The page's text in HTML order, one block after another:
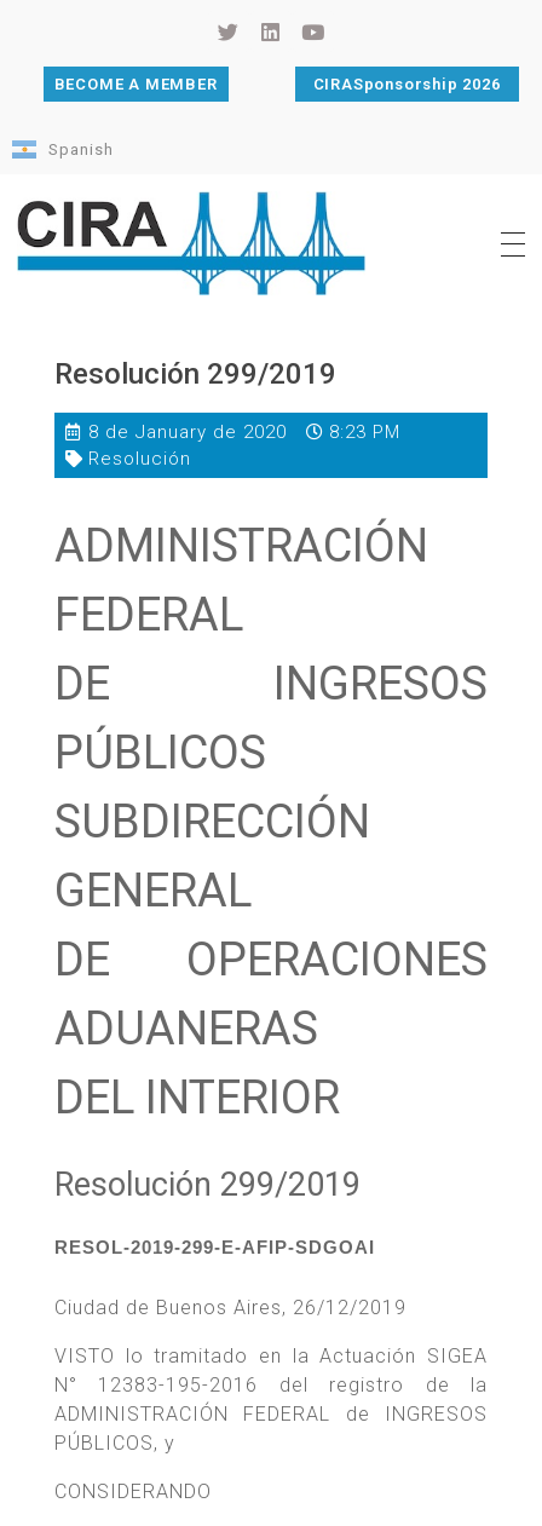
BECOME A MEMBER CIRASponsorship 2026
Spanish
Resolución 299/2019
8 de January de 2020
8:23 PM
Resolución
ADMINISTRACIÓN
FEDERAL
DE INGRESOS
PÚBLICOS
SUBDIRECCIÓN
GENERAL
DE OPERACIONES
ADUANERAS
DEL INTERIOR
Resolución 299/2019
RESOL-2019-299-E-AFIP-SDGOAI
Ciudad de Buenos Aires, 26/12/2019
VISTO lo tramitado en la Actuación SIGEA
N° 12383-195-2016 del registro de la
ADMINISTRACIÓN FEDERAL de INGRESOS
PÚBLICOS, y
CONSIDERANDO